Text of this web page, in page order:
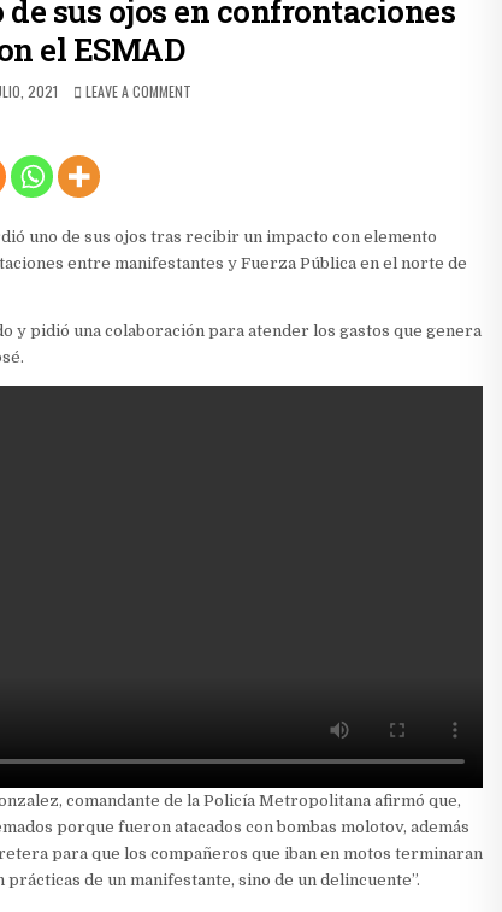
sus ojos en confrontaciones
el ESMAD
2021 LEAVE A COMMENT
OJOS
EN
CONFRONTACIONES
ESMAD
uno de sus ojos tras recibir un impacto con elemento
entre manifestantes y Fuerza Pública en el norte de
y pidió una colaboración para atender los gastos que genera
comandante de la Policía Metropolitana afirmó que,
porque fueron atacados con bombas molotov, además
para que los compañeros que iban en motos terminaran
de un manifestante, sino de un delincuente”.